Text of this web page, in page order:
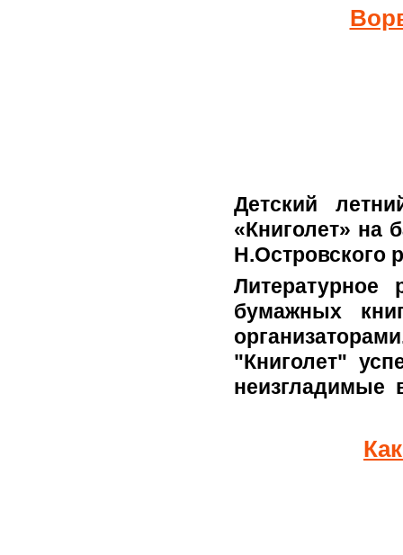
Детский
«Книголет» на
Н.Островского
Литературное
бумажных
"Книголет"
неизгладимые